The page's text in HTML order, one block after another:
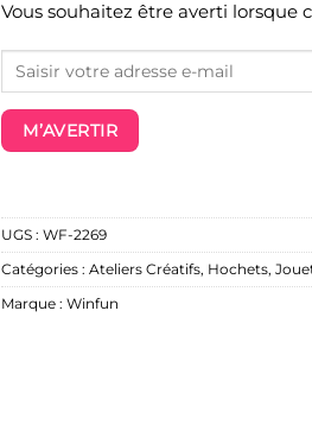
Vous souhaitez être averti lorsque
M’AVERTIR
UGS : WF-2269
Catégories : Ateliers Créatifs, Hochets,
Marque : Winfun